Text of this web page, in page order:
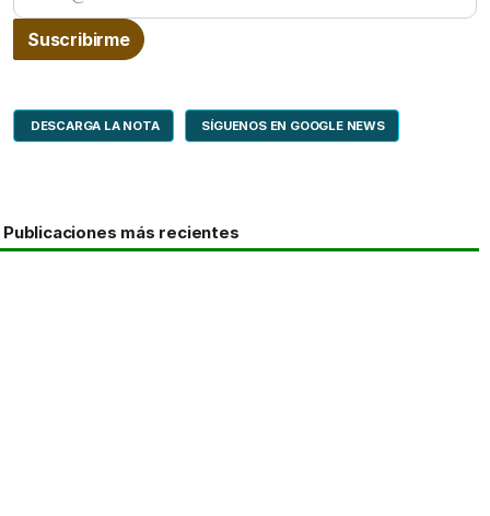
DESCARGA LA NOTA SÍGUENOS EN GOOGLE NEWS
Publicaciones más recientes